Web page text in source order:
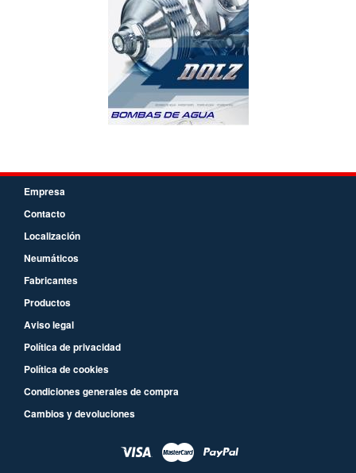
Empresa
Contacto
Localización
Neumáticos
Fabricantes
Productos
Aviso legal
Política de privacidad
Política de cookies
Condiciones generales de compra
Cambios y devoluciones